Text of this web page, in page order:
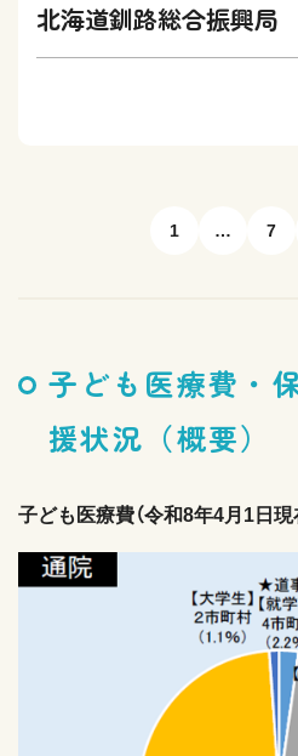
北海道釧路総合振興局
1 … 7
子ども医療費・
援状況（概要）
子ども医療費（令和8年4月1日現